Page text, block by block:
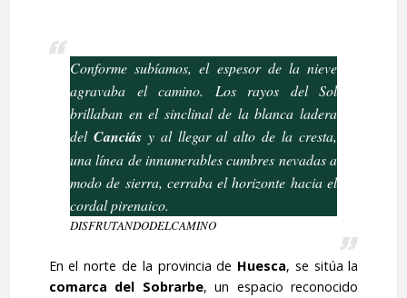
Conforme subíamos, el espesor de la nieve
agravaba el camino. Los rayos del Sol
brillaban en el sinclinal de la blanca ladera
del Canciásy al llegar al alto de la cresta,
una línea de innumerables cumbres nevadas a
modo de sierra, cerraba el horizonte hacia el
cordal pirenaico.
DISFRUTANDODELCAMINO
En el norte de la provincia de Huesca, se sitúa la
comarca del Sobrarbe, un espacio reconocido